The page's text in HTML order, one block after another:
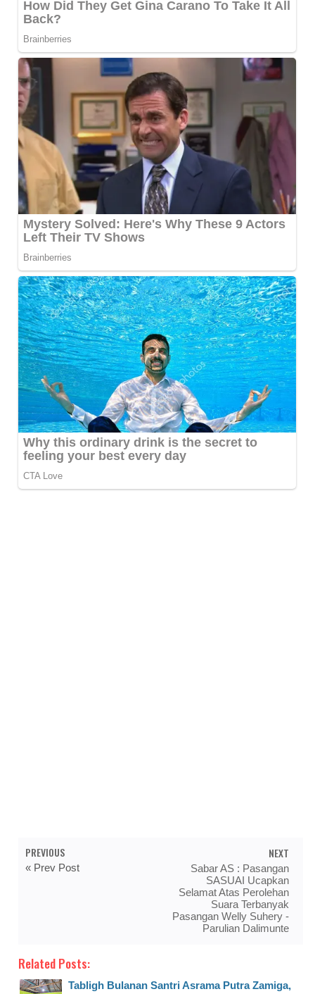
PREVIOUS
« Prev Post
NEXT
Sabar AS : Pasangan
SASUAI Ucapkan
Selamat Atas Perolehan
Suara Terbanyak
Pasangan Welly Suhery -
Parulian Dalimunte
Related Posts:
Tabligh Bulanan Santri Asrama Putra Zamiga,